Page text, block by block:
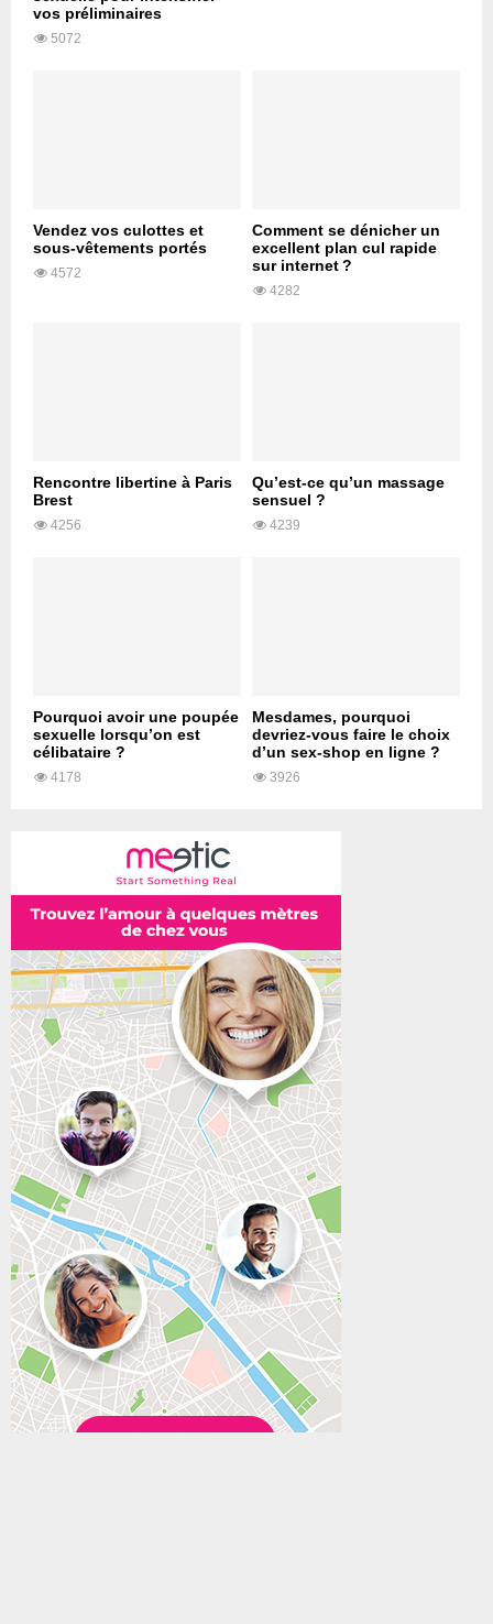
vos préliminaires
5072
Vendez vos culottes et
sous-vêtements portés
4572
Comment se dénicher un
excellent plan cul rapide
sur internet ?
4282
Rencontre libertine à Paris
Brest
4256
Qu’est-ce qu’un massage
sensuel ?
4239
Pourquoi avoir une poupée
sexuelle lorsqu’on est
célibataire ?
4178
Mesdames, pourquoi
devriez-vous faire le choix
d’un sex-shop en ligne ?
3926